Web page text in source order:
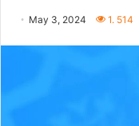
May 3, 2024 1. 514